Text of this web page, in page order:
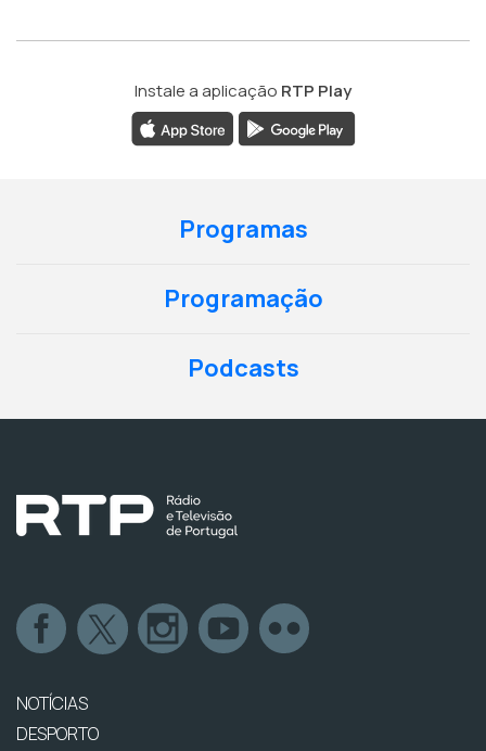
Instale a aplicação RTP Play
Programas
Programação
Podcasts
NOTÍCIAS
DESPORTO